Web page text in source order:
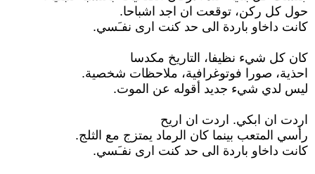
حول كل ركن، توقعت ان اجد اشباحا.
كانت داخاو باردة الى حد كنت ارى نفـَسي.
كان كل شيء نظيفا، التاريخ مكدسا
احذية، صورا فوتوغرافية، ملاحظات شخصية.
ليس لدي شيء جديد أقوله عن الموت.
اردت ان ابكي. اردت ان اريح
رأسي المتعب بينما كان الرماد يمتزج مع الثلج.
كانت داخاو باردة الى حد كنت ارى نفـَسي.